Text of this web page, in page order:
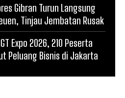
Gibran Turun Langsung
Tinjau Jembatan Rusak
Expo 2026, 210 Peserta
Peluang Bisnis di Jakarta